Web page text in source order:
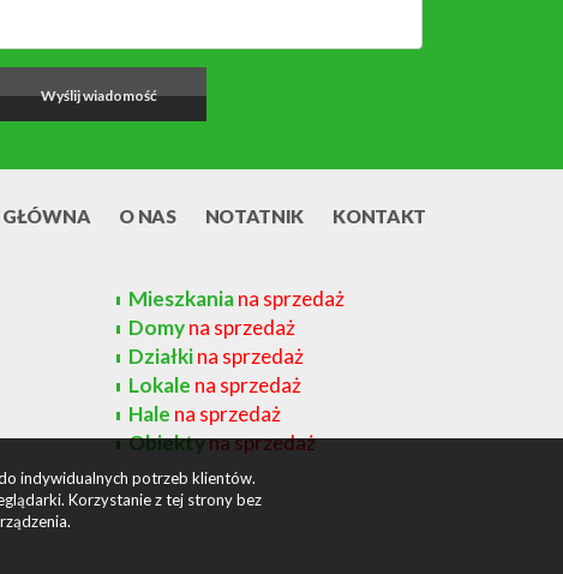
GŁÓWNA O NAS NOTATNIK KONTAKT
Mieszkaniana sprzedaż
Domyna sprzedaż
Działkina sprzedaż
Lokale na sprzedaż
Hale na sprzedaż
Obiektyna sprzedaż
indywidualnych potrzeb klientów.
Korzystanie z tej strony bez